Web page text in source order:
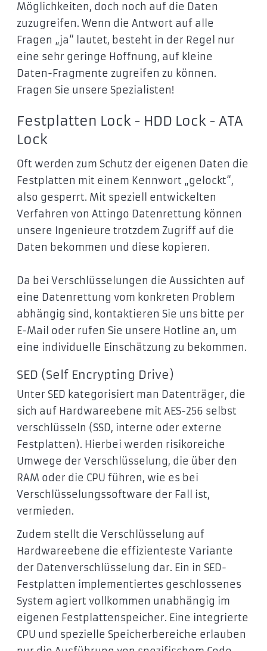
Möglichkeiten, doch noch auf die Daten
zuzugreifen. Wenn die Antwort auf alle
Fragen „ja“ lautet, besteht in der Regel nur
eine sehr geringe Hoffnung, auf kleine
Daten-Fragmente zugreifen zu können.
Fragen Sie unsere Spezialisten!
Festplatten Lock - HDD Lock - ATA
Lock
Oft werden zum Schutz der eigenen Daten die
Festplatten mit einem Kennwort „gelockt“,
also gesperrt. Mit speziell entwickelten
Verfahren von Attingo Datenrettung können
unsere Ingenieure trotzdem Zugriff auf die
Daten bekommen und diese kopieren.
Da bei Verschlüsselungen die Aussichten auf
eine Datenrettung vom konkreten Problem
abhängig sind, kontaktieren Sie uns bitte per
E-Mail oder rufen Sie unsere Hotline an, um
eine individuelle Einschätzung zu bekommen.
SED (Self Encrypting Drive)
Unter SED kategorisiert man Datenträger, die
sich auf Hardwareebene mit AES-256 selbst
verschlüsseln (SSD, interne oder externe
Festplatten). Hierbei werden risikoreiche
Umwege der Verschlüsselung, die über den
RAM oder die CPU führen, wie es bei
Verschlüsselungssoftware der Fall ist,
vermieden.
Zudem stellt die Verschlüsselung auf
Hardwareebene die effizienteste Variante
der Datenverschlüsselung dar. Ein in SED-
Festplatten implementiertes geschlossenes
System agiert vollkommen unabhängig im
eigenen Festplattenspeicher. Eine integrierte
CPU und spezielle Speicherbereiche erlauben